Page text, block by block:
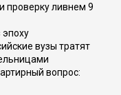
проверку ливнем 9
эпоху
вузы тратят
вопрос: